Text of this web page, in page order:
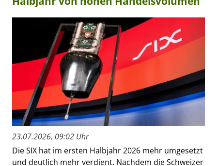
23.07.2026, 09:02 Uhr
Die SIX hat im ersten Halbjahr 2026 mehr umgesetzt
und deutlich mehr verdient. Nachdem die Schweizer